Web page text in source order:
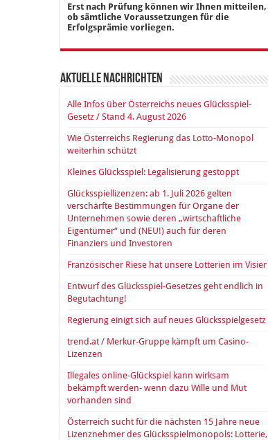
Erst nach Prüfung können wir Ihnen mitteilen,
ob sämtliche Voraussetzungen für die
Erfolgsprämie vorliegen.
Aktuelle Nachrichten
Alle Infos über Österreichs neues Glücksspiel-
Gesetz / Stand 4. August 2026
Wie Österreichs Regierung das Lotto-Monopol
weiterhin schützt
Kleines Glücksspiel: Legalisierung gestoppt
Glücksspiellizenzen: ab 1. Juli 2026 gelten
verschärfte Bestimmungen für Organe der
Unternehmen sowie deren „wirtschaftliche
Eigentümer“ und (NEU!) auch für deren
Finanziers und Investoren
Französischer Riese hat unsere Lotterien im Visier
Entwurf des Glücksspiel-Gesetzes geht endlich in
Begutachtung!
Regierung einigt sich auf neues Glücksspielgesetz
trend.at / Merkur-Gruppe kämpft um Casino-
Lizenzen
Illegales online-Glückspiel kann wirksam
bekämpft werden- wenn dazu Wille und Mut
vorhanden sind
Österreich sucht für die nächsten 15 Jahre neue
Lizenznehmer des Glücksspielmonopols: Lotterie,